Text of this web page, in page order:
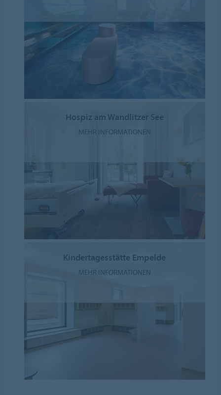
Hospiz am Wandlitzer See
MEHR INFORMATIONEN
Kindertagesstätte Empelde
MEHR INFORMATIONEN